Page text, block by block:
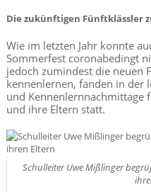
Die zukünftigen Fünftklässler
Wie im letzten Jahr konnte
Sommerfest coronabedingt
jedoch zumindest die neuen
kennenlernen, fanden in der
und Kennenlernnachmittage
und ihre Eltern statt.
Schulleiter Uwe Mißlinger